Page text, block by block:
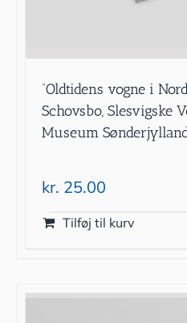
”Oldtidens vogne i
Schovsbo, Slesvigske
Museum
kr. 25.00
Tilføj til kurv